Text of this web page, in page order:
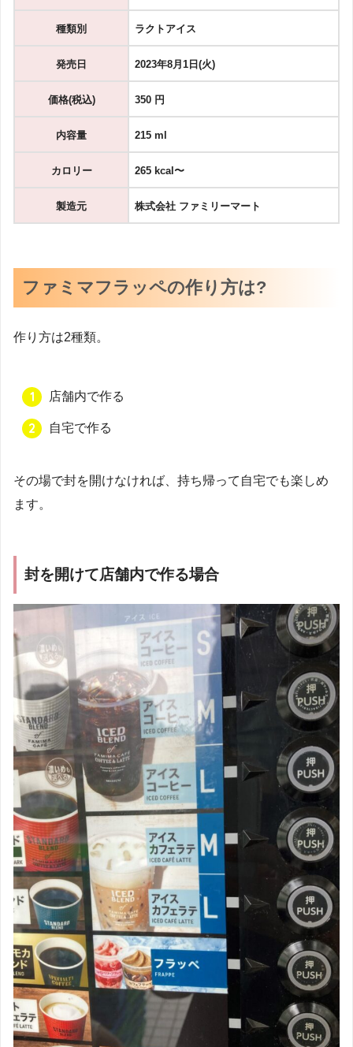
種類別 ラクトアイス
発売日 2023年8月1日(火)
価格(税込) 350 円
内容量 215 ml
カロリー 265 kcal〜
製造元 株式会社 ファミリーマート
ファミマフラッペの作り方は?
作り方は2種類。
店舗内で作る
自宅で作る
その場で封を開けなければ、持ち帰って自宅でも楽しめ
ます。
封を開けて店舗内で作る場合